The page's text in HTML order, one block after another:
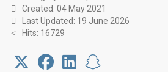
Created: 04 May 2021
Last Updated: 19 June 2026
Hits: 16729